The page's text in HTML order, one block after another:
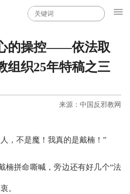
的操控——依法取
组织25年特稿之三
来源：中国反邪教网
，不是魔！我真的是戴楠！”
楠拼命嘶喊，旁边还有好几个“法
。